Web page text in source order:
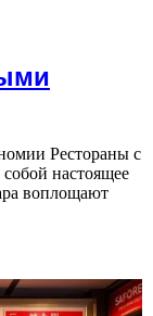
Рестораны с
настоящее
воплощают